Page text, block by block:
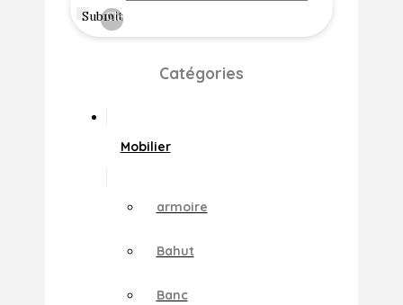
Submit
Clear
Catégories
Mobilier
armoire
Bahut
Banc